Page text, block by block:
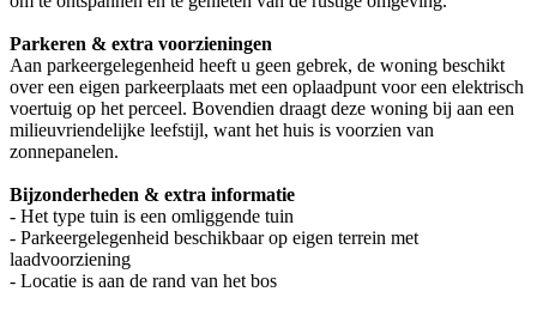
Parkeren & extra voorzieningen
Aan parkeergelegenheid heeft u geen gebrek, de woning beschikt
over een eigen parkeerplaats met een oplaadpunt voor een elektrisch
voertuig op het perceel. Bovendien draagt deze woning bij aan een
milieuvriendelijke leefstijl, want het huis is voorzien van
zonnepanelen.
Bijzonderheden & extra informatie
- Het type tuin is een omliggende tuin
- Parkeergelegenheid beschikbaar op eigen terrein met
laadvoorziening
- Locatie is aan de rand van het bos